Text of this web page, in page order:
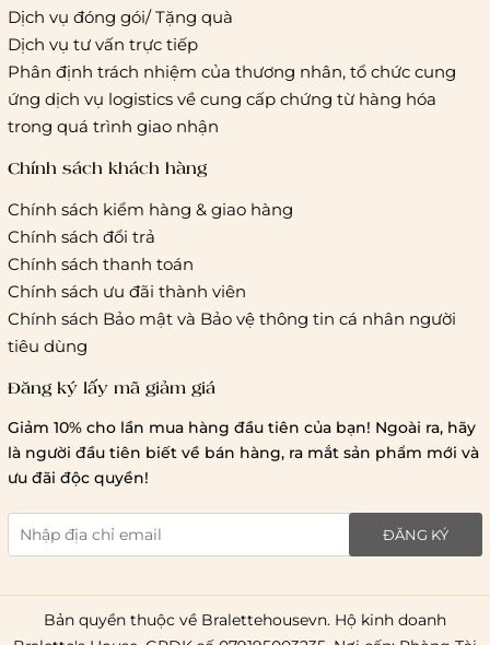
Giao hàng tiêu chuẩn:
Hồ Chí Minh:
Áp dụng theo bảng giá cước của ĐVVC
Vietelpost/ Giaohangtietkiem và 1 số đối tác vận chuyển
Hà Nội và các tỉnh thành khác:
Áp dụng theo bảng giá
cước của ĐVVC Vietelpost/ Giaohangtietkiem... và 1 số đối
tác vận chuyển khác
Thời gian giao hàng
Hồ Chí Minh:
Hà Nội và các tỉnh thành khá
Lưu ý chung về chính sách vận chuyển
1 triệu đồng
giao hàng trong ngày
giao hàng tiêu chuẩn
miễn phí ship
toàn quốc.
Dịch vụ đóng gói/ Tặng quà
Dịch vụ tư vấn trực tiếp
Phân định trách nhiệm của thương nhân, tổ chức cung
ứng dịch vụ logistics về cung cấp chứng từ hàng hóa
trong quá trình giao nhận
Chính sách khách hàng
Chính sách kiểm hàng & giao hàng
Chính sách đổi trả
Chính sách thanh toán
Chính sách ưu đãi thành viên
Chính sách Bảo mật và Bảo vệ thông tin cá nhân người
tiêu dùng
Đăng ký lấy mã giảm giá
Giảm 10% cho lần mua hàng đầu tiên của bạn! Ngoài ra, hãy
là người đầu tiên biết về bán hàng, ra mắt sản phẩm mới và
ưu đãi độc quyền!
ĐĂNG KÝ
Bản quyền thuộc về Bralettehousevn. Hộ kinh doanh